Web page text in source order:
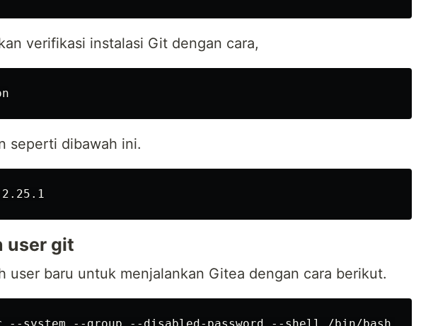
verifikasi instalasi Git dengan cara,
seperti dibawah ini.
user git
user baru untuk menjalankan Gitea dengan cara berikut.